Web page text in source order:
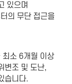
있으며
의 무단 접근을
최소 6개월 이상
변조 및 도난,
습니다.